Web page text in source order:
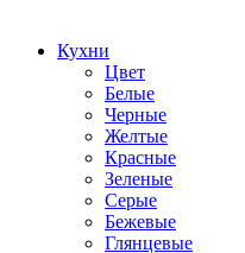
Кухни
Цвет
Белые
Черные
Желтые
Красные
Зеленые
Серые
Бежевые
Глянцевые